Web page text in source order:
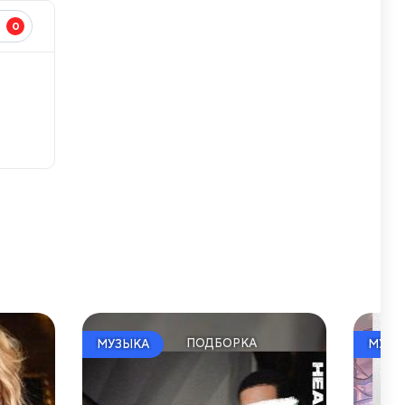
0
МУЗЫКА ПОДБОРКА